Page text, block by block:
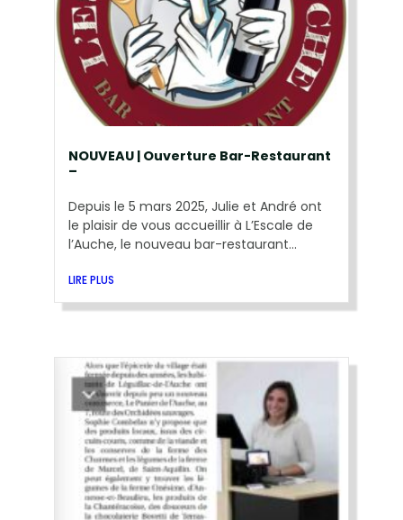
NOUVEAU | Ouverture Bar-Restaurant
–
Depuis le 5 mars 2025, Julie et André ont
le plaisir de vous accueillir à L’Escale de
l’Auche, le nouveau bar-restaurant...
LIRE PLUS